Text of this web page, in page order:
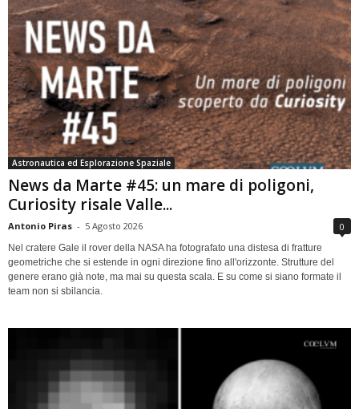
Astronautica ed Esplorazione Spaziale
News da Marte #45: un mare di poligoni,
Curiosity risale Valle...
Antonio Piras - 5 Agosto 2026 0
Nel cratere Gale il rover della NASA ha fotografato una distesa di fratture
geometriche che si estende in ogni direzione fino all'orizzonte. Strutture del
genere erano già note, ma mai su questa scala. E su come si siano formate il
team non si sbilancia.